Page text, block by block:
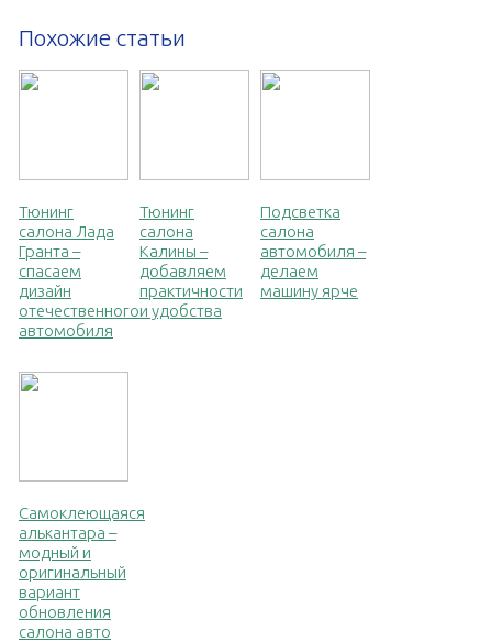
Похожие статьи
Тюнинг
салона Лада
Гранта –
спасаем
дизайн
отечественного
автомобиля
Тюнинг
салона
Калины –
добавляем
практичности
и удобства
Подсветка
салона
автомобиля –
делаем
машину ярче
Самоклеющаяся
алькантара –
модный и
оригинальный
вариант
обновления
салона авто